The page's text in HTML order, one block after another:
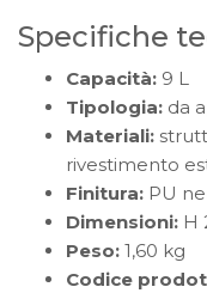
Specifiche
Capacità: 9 L
Tipologia: da
Materiali:
rivestimento
Finitura: PU
Dimensioni: H
Peso: 1,60 kg
Codice